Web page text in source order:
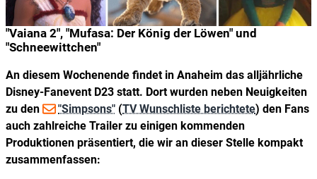
"Vaiana 2", "Mufasa: Der König der Löwen" und
"Schneewittchen"
An diesem Wochenende findet in Anaheim das alljährliche
Disney-Fanevent D23 statt. Dort wurden neben Neuigkeiten
zu den
"Simpsons" (TV Wunschliste berichtete) den Fans
auch zahlreiche Trailer zu einigen kommenden
Produktionen präsentiert, die wir an dieser Stelle kompakt
zusammenfassen: